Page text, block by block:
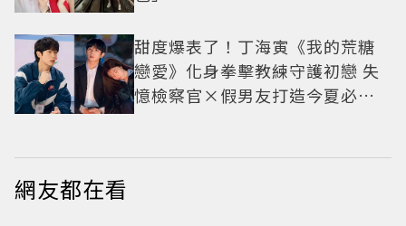
甜度爆表了！丁海寅《我的荒糖
戀愛》化身拳擊教練守護初戀 失
憶檢察官×假男友打造今夏必看
網友都在看